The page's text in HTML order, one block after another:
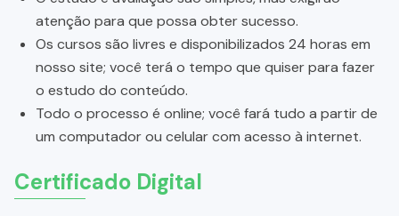
atenção para que possa obter sucesso.
Os cursos são livres e disponibilizados 24 horas em
nosso site; você terá o tempo que quiser para fazer
o estudo do conteúdo.
Todo o processo é online; você fará tudo a partir de
um computador ou celular com acesso à internet.
Certificado Digital